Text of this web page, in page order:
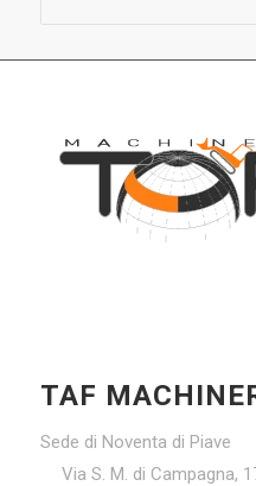
TAF
Sede di Noventa di Piave
Via S. M. di Campagna,